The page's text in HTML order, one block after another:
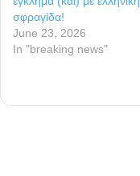
σφραγίδα!
June 23, 2026
In "breaking news"